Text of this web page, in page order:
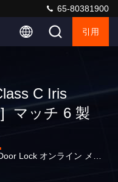
65-80381900
引用
C Iris
] マッチ 6 製